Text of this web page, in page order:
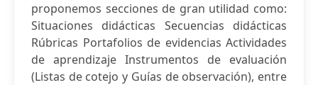
proponemos secciones de gran utilidad como:
Situaciones didácticas Secuencias didácticas
Rúbricas Portafolios de evidencias Actividades
de aprendizaje Instrumentos de evaluación
(Listas de cotejo y Guías de observación), entre